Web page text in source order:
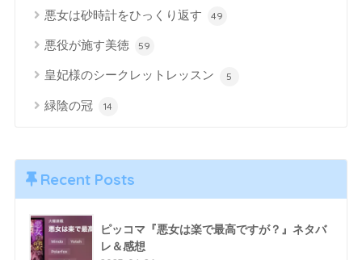
悪女は砂時計をひっくり返す 49
悪役が施す美徳 59
皇妃様のシークレットレッスン 5
緑陰の冠 14
Recent Posts
ピッコマ『悪女は楽で最高ですが？』ネタバ
レ＆感想